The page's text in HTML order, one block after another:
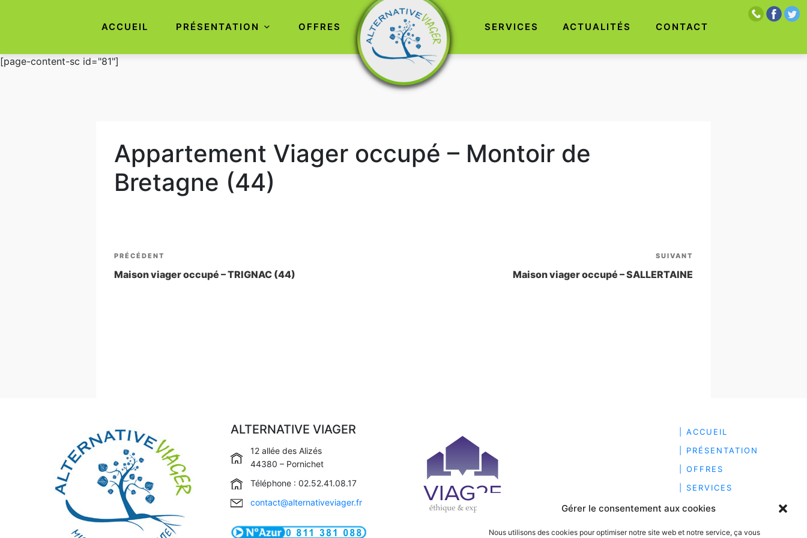
Gérer le consentement aux cookies
Nous utilisons des cookies pour optimiser notre site web et notre service, ça vous
Aller
ACCUEIL PRÉSENTATION OFFRES SERVICES ACTUALITÉS CONTACT
[page-content-sc id="81"]
Appartement Viager occupé – Montoir de
Bretagne (44)
Navigation
de
Article
précédent
PRÉCÉDENT
Maison viager occupé – TRIGNAC (44)
SUIVANT
Maison viager occupé – SALLERTAINE
ALTERNATIVE VIAGER
12 allée des Alizés
44380 – Pornichet
Téléphone : 02.52.41.08.17
contact@alternativeviager.fr
| ACCUEIL
| PRÉSENTATION
| OFFRES
| SERVICES
| ACTUALITÉS